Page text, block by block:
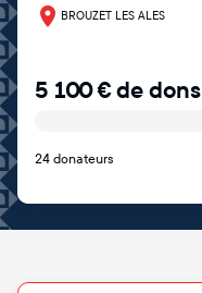
BROUZET LES ALES
5 100€de dons
24 donateurs